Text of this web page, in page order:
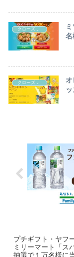
名
プチギフト・ヤフ
ミリーマート「ス
抽選で１万名様に